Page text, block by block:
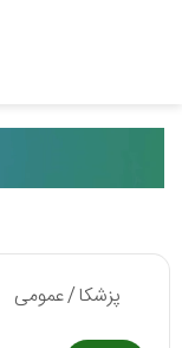
پزشکا/عمومی